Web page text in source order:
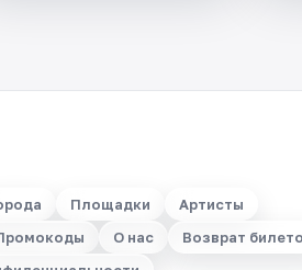
Площадки
Артисты
О нас
Возврат